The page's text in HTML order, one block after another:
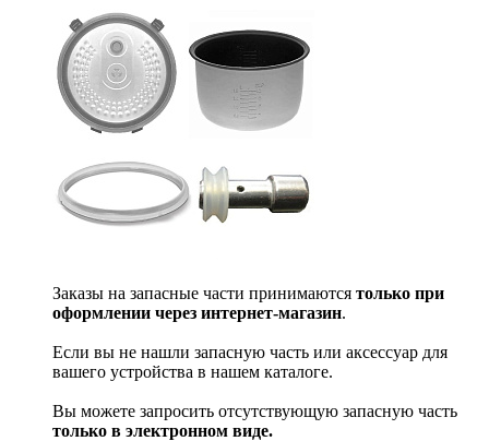
Заказы на запасные части принимаются только при
оформлении через интернет-магазин.
Если вы не нашли запасную часть или аксессуар для
вашего устройства в нашем каталоге.
Вы можете запросить отсутствующую запасную часть
только в электронном виде.